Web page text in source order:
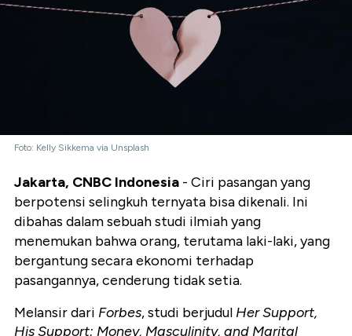
Foto: Kelly Sikkema via Unsplash
Jakarta, CNBC Indonesia - Ciri pasangan yang
berpotensi selingkuh ternyata bisa dikenali. Ini
dibahas dalam sebuah studi ilmiah yang
menemukan bahwa orang, terutama laki-laki, yang
bergantung secara ekonomi terhadap
pasangannya, cenderung tidak setia.
Melansir dari Forbes, studi berjudul Her Support,
His Support: Money, Masculinity, and Marital